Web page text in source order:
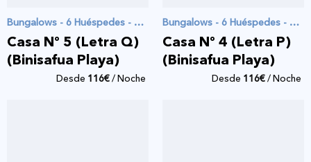
Bungalows - 6 Huéspedes - 3 Habitaciones
Casa Nº 5 (Letra Q)
(Binisafua Playa)
Desde 116€/ Noche
Bungalows - 6 Huéspedes - 3 Habitaciones
Casa Nº 4 (Letra P)
(Binisafua Playa)
Desde 116€/ Noche